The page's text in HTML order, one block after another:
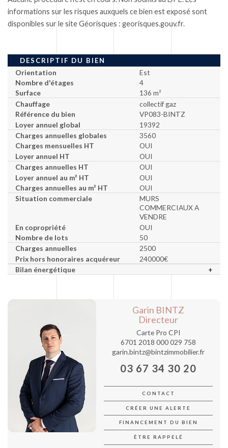
informations sur les risques auxquels ce bien est exposé sont
disponibles sur le site Géorisques : georisques.gouv.fr.
DESCRIPTIF DU BIEN
Orientation
Est
Nombre d'étages
4
Surface
136 m²
Chauffage
collectif gaz
Référence du bien
VP083-BINTZ
Loyer annuel global
19392
Charges annuelles globales
3560
Charges mensuelles HT
OUI
Loyer annuel HT
OUI
Charges annuelles HT
OUI
Loyer annuel au m² HT
OUI
Charges annuelles au m² HT
OUI
Situation commerciale
MURS
COMMERCIAUX A
VENDRE
En copropriété
OUI
Nombre de lots
50
Charges annuelles
2500
Prix hors honoraires acquéreur
240000€
Bilan énergétique
+
Garin BINTZ
Directeur
Carte Pro CPI
6701 2018 000 029 758
garin.bintz@bintzimmobilier.fr
03 67 34 30 20
CONTACT
CRÉER UNE ALERTE
FINANCEMENT DU BIEN
ÊTRE RAPPELÉ